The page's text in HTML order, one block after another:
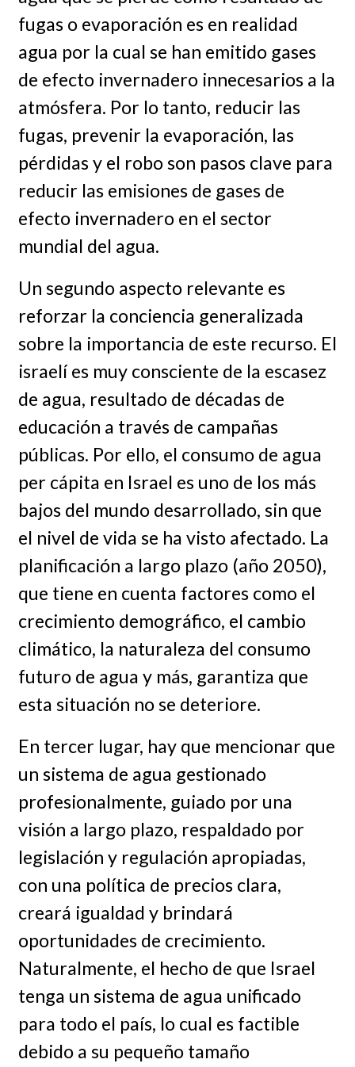
fugas o evaporación es en realidad
agua por la cual se han emitido gases
de efecto invernadero innecesarios a la
atmósfera. Por lo tanto, reducir las
fugas, prevenir la evaporación, las
pérdidas y el robo son pasos clave para
reducir las emisiones de gases de
efecto invernadero en el sector
mundial del agua.
Un segundo aspecto relevante es
reforzar la conciencia generalizada
sobre la importancia de este recurso. El
israelí es muy consciente de la escasez
de agua, resultado de décadas de
educación a través de campañas
públicas. Por ello, el consumo de agua
per cápita en Israel es uno de los más
bajos del mundo desarrollado, sin que
el nivel de vida se ha visto afectado. La
planificación a largo plazo (año 2050),
que tiene en cuenta factores como el
crecimiento demográfico, el cambio
climático, la naturaleza del consumo
futuro de agua y más, garantiza que
esta situación no se deteriore.
En tercer lugar, hay que mencionar que
un sistema de agua gestionado
profesionalmente, guiado por una
visión a largo plazo, respaldado por
legislación y regulación apropiadas,
con una política de precios clara,
creará igualdad y brindará
oportunidades de crecimiento.
Naturalmente, el hecho de que Israel
tenga un sistema de agua unificado
para todo el país, lo cual es factible
debido a su pequeño tamaño